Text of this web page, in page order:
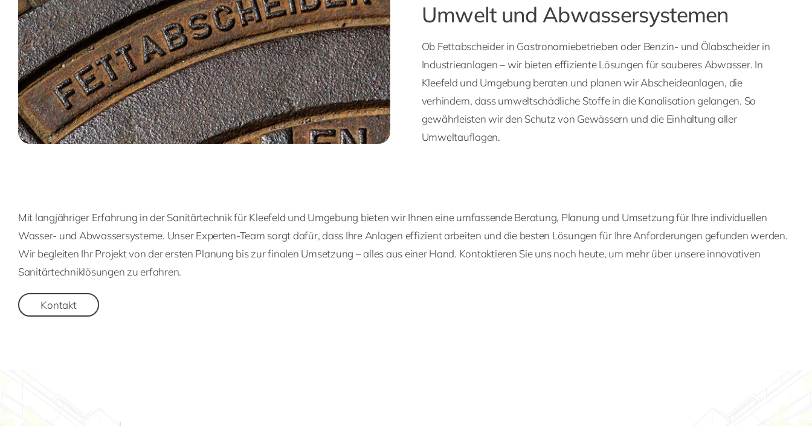
Umwelt und Abwassersystemen
Ob Fettabscheider in Gastronomiebetrieben oder Benzin- und Ölabscheider in
Industrieanlagen – wir bieten effiziente Lösungen für sauberes Abwasser. In
Kleefeld und Umgebung beraten und planen wir Abscheideanlagen, die
verhindern, dass umweltschädliche Stoffe in die Kanalisation gelangen. So
gewährleisten wir den Schutz von Gewässern und die Einhaltung aller
Umweltauflagen.
Mit langjähriger Erfahrung in der Sanitärtechnik für Kleefeld und Umgebung bieten wir Ihnen eine umfassende Beratung, Planung und Umsetzung für Ihre individuellen
Wasser- und Abwassersysteme. Unser Experten-Team sorgt dafür, dass Ihre Anlagen effizient arbeiten und die besten Lösungen für Ihre Anforderungen gefunden werden.
Wir begleiten Ihr Projekt von der ersten Planung bis zur finalen Umsetzung – alles aus einer Hand. Kontaktieren Sie uns noch heute, um mehr über unsere innovativen
Sanitärtechniklösungen zu erfahren.
Kontakt